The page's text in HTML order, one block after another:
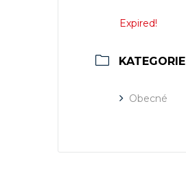
Expired!
KATEGORIE
Obecné